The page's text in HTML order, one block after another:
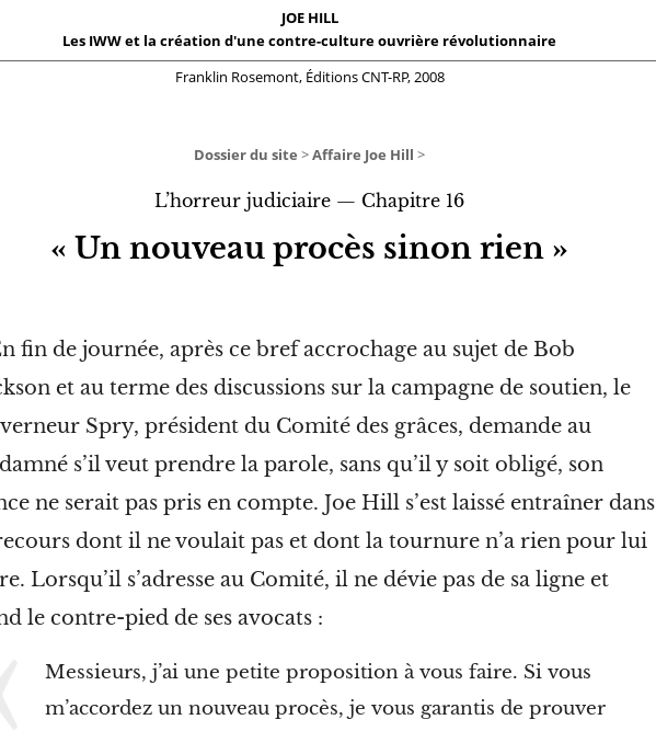
JOE HILL
Les IWW et la création d'une contre-culture ouvrière révolutionnaire
Franklin Rosemont, Éditions CNT-RP,2008
Dossier du site >Affaire Joe Hill >
L’horreur judiciaire — Chapitre 16
« Un nouveau procès sinon rien »
fin de journée, après ce bref accrochage au sujet de Bob
et au terme des discussions sur la campagne de soutien, le
Spry, président du Comité des grâces, demande au
s’il veut prendre la parole, sans qu’il y soit obligé, son
ne serait pas pris en compte. Joe Hill s’est laissé entraîner dans
dont il ne voulait pas et dont la tournure n’a rien pour lui
Lorsqu’il s’adresse au Comité, il ne dévie pas de sa ligne et
le contre-pied de ses avocats :
Messieurs, j’ai une petite proposition à vous faire. Si vous
m’accordez un nouveau procès, je vous garantis de prouver